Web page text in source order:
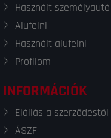
Használt
Alufelni
Használt alufelni
Profilom
INFORMÁCIÓK
Elállás a szerződéstől
ÁSZF